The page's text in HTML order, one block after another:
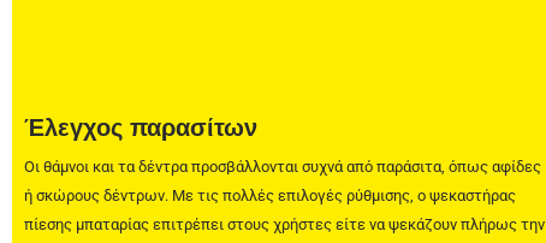
Έλεγχος παρασίτων
Οι θάμνοι και τα δέντρα προσβάλλονται συχνά από παράσιτα, όπως αφίδες
ή σκώρους δέντρων. Με τις πολλές επιλογές ρύθμισης, ο ψεκαστήρας
πίεσης μπαταρίας επιτρέπει στους χρήστες είτε να ψεκάζουν πλήρως την